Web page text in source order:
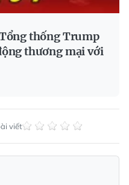
thống Trump
thương mại với
viết